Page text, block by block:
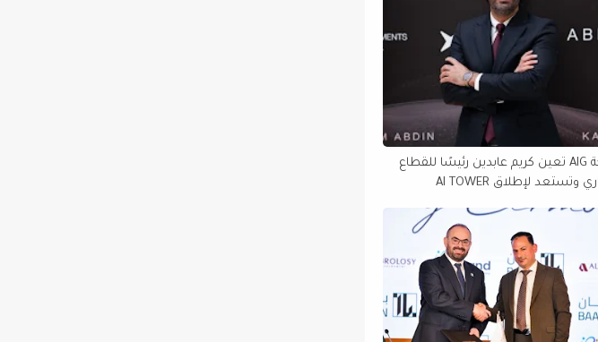
شركة AIG تعين كريم عابدين رئيسًا للقطاع
التجاري وتستعد لإطلاق AI TOWER